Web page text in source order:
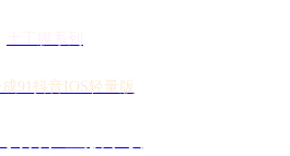
91抖音IOS轻量版